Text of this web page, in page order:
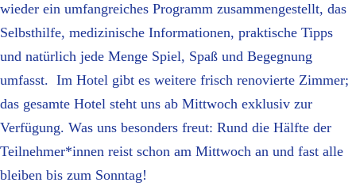
wieder ein umfangreiches Programm zusammengestellt, das
Selbsthilfe, medizinische Informationen, praktische Tipps
und natürlich jede Menge Spiel, Spaß und Begegnung
umfasst. Im Hotel gibt es weitere frisch renovierte Zimmer;
das gesamte Hotel steht uns ab Mittwoch exklusiv zur
Verfügung. Was uns besonders freut: Rund die Hälfte der
Teilnehmer*innen reist schon am Mittwoch an und fast alle
bleiben bis zum Sonntag!